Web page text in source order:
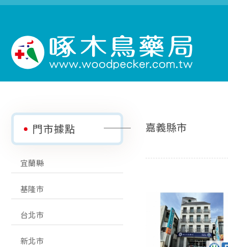
門市據點
宜蘭縣
基隆市
台北市
新北市
嘉義縣市